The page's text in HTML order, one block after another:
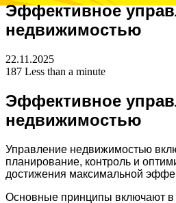
Эффективное
недвижимостью
22.11.2025
187 Less than a minute
Эффективное
недвижимостью
Управление недвижимостью
планирование, контроль и
достижения максимальной
Основные принципы включают